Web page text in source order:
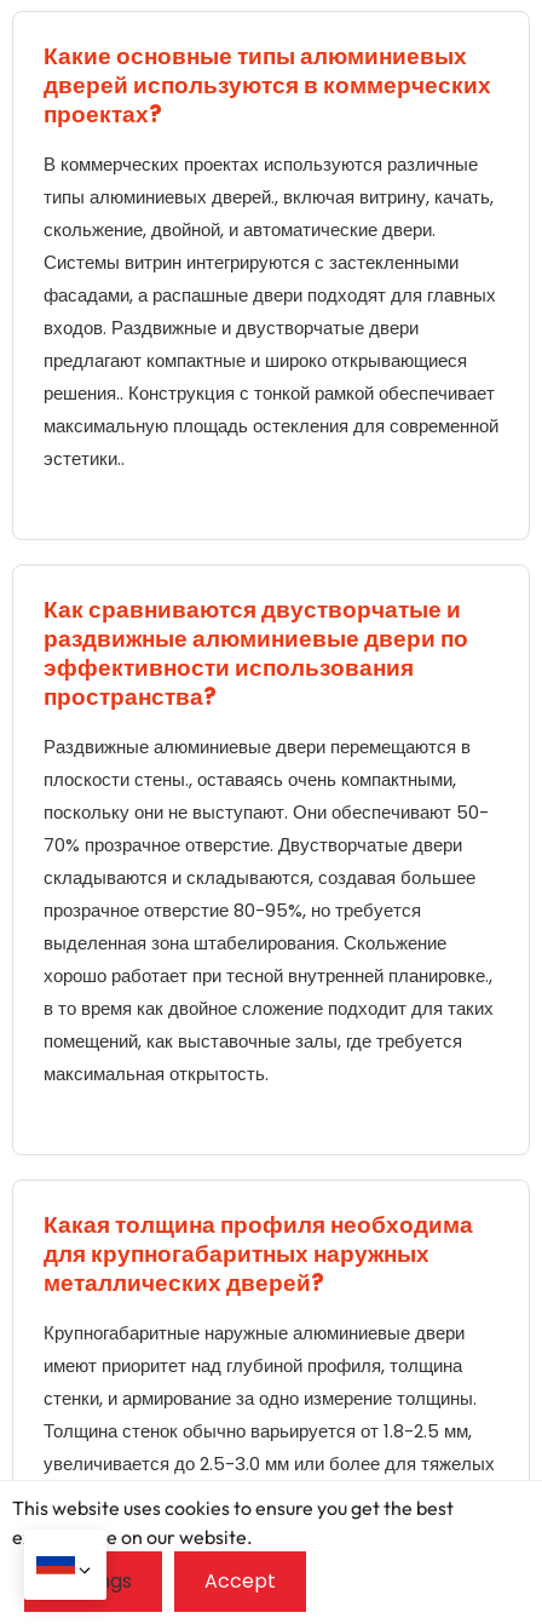
Какие основные типы алюминиевых
дверей используются в коммерческих
проектах?
В коммерческих проектах используются различные
типы алюминиевых дверей., включая витрину, качать,
скольжение, двойной, и автоматические двери.
Системы витрин интегрируются с застекленными
фасадами, а распашные двери подходят для главных
входов. Раздвижные и двустворчатые двери
предлагают компактные и широко открывающиеся
решения.. Конструкция с тонкой рамкой обеспечивает
максимальную площадь остекления для современной
эстетики..
Как сравниваются двустворчатые и
раздвижные алюминиевые двери по
эффективности использования
пространства?
Раздвижные алюминиевые двери перемещаются в
плоскости стены., оставаясь очень компактными,
поскольку они не выступают. Они обеспечивают 50-
70% прозрачное отверстие. Двустворчатые двери
складываются и складываются, создавая большее
прозрачное отверстие 80-95%, но требуется
выделенная зона штабелирования. Скольжение
хорошо работает при тесной внутренней планировке.,
в то время как двойное сложение подходит для таких
помещений, как выставочные залы, где требуется
максимальная открытость.
Какая толщина профиля необходима
для крупногабаритных наружных
металлических дверей?
Крупногабаритные наружные алюминиевые двери
имеют приоритет над глубиной профиля, толщина
стенки, и армирование за одно измерение толщины.
Толщина стенок обычно варьируется от 1.8-2.5 мм,
увеличивается до 2.5-3.0 мм или более для тяжелых
условий эксплуатации. Производители используют
более глубокие профили и стальные вставки для
жесткости.. Структурная адекватность проверяется
посредством испытаний системы на ветровую
This website uses cookies to ensure you get the best
exprerience on our website.